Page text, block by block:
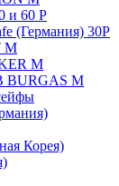
и 60 P
(Германия) 30Р
M
M
BURGAS M
Корея)